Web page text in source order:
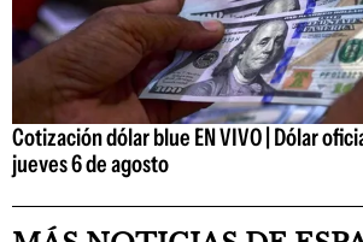
Cotización dólar blue EN VIVO | Dólar
jueves 6 de agosto